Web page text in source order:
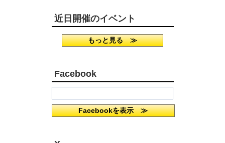
近日開催のイベント
もっと見る ≫
Facebook
Facebookを表示 ≫